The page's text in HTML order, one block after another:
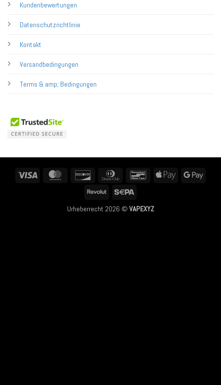
Kundenbewertungen
Datenschutzrichtlinie
Kontakt
Versandbedingungen
Terms & amp; Bedingungen
Visa MasterCard Discover
Dinners
BancontactApple
Revolut
Urheberrecht 2026 © VAPEXYZ